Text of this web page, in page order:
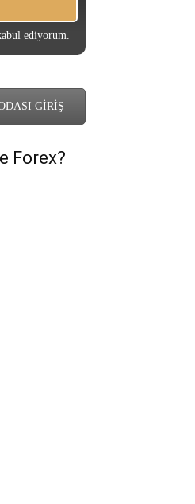
ediyorum.
GİRİŞ
Forex?